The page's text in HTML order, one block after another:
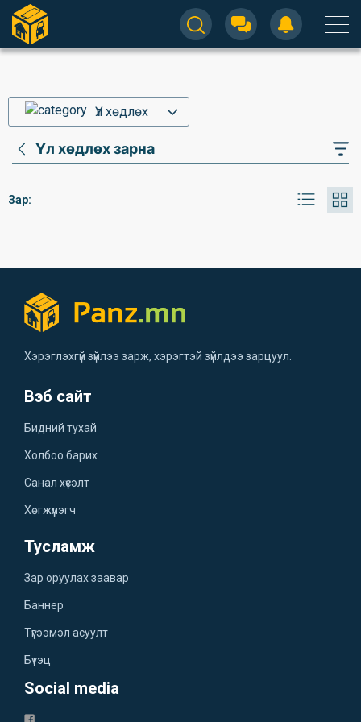
Үл хөдлөх
Үл хөдлөх зарна
Зар:
Хэрэглэхгүй зүйлээ зарж, хэрэгтэй зүйлдээ зарцуул.
Вэб сайт
Бидний тухай
Холбоо барих
Санал хүсэлт
Хөгжүүлэгч
Тусламж
Зар оруулах заавар
Баннер
Түгээмэл асуулт
Бүтэц
Social media